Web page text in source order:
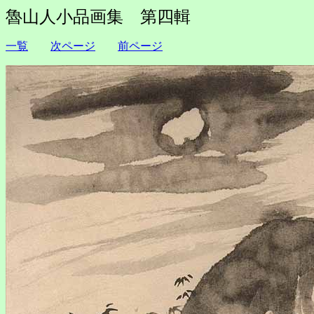
魯山人小品画集 第四輯
一覧 次ページ 前ページ